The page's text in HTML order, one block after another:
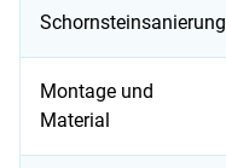
Schornsteinsanierung
Montage und
Material